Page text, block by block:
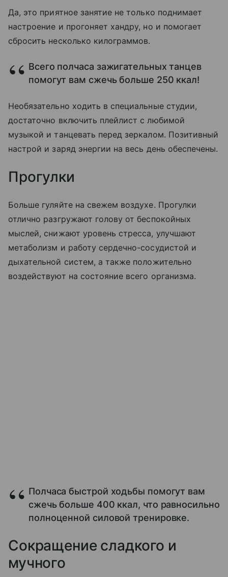
Да, это приятное занятие не только поднимает
настроение и прогоняет хандру, но и помогает
сбросить несколько килограммов.
Всего полчаса зажигательных танцев
помогут вам сжечь больше 250 ккал!
Необязательно ходить в специальные студии,
достаточно включить плейлист с любимой
музыкой и танцевать перед зеркалом. Позитивный
настрой и заряд энергии на весь день обеспечены.
Прогулки
Больше гуляйте на свежем воздухе. Прогулки
отлично разгружают голову от беспокойных
мыслей, снижают уровень стресса, улучшают
метаболизм и работу сердечно-сосудистой и
дыхательной систем, а также положительно
воздействуют на состояние всего организма.
Полчаса быстрой ходьбы помогут вам
сжечь больше 400 ккал, что равносильно
полноценной силовой тренировке.
Сокращение сладкого и
мучного